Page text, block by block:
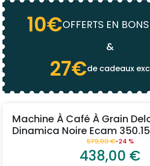
10€OFFERTS EN
&
27€de cadeaux
Machine À Café À Grain
Dinamica Noire Ecam
579,00 €-24 %
438,00 €